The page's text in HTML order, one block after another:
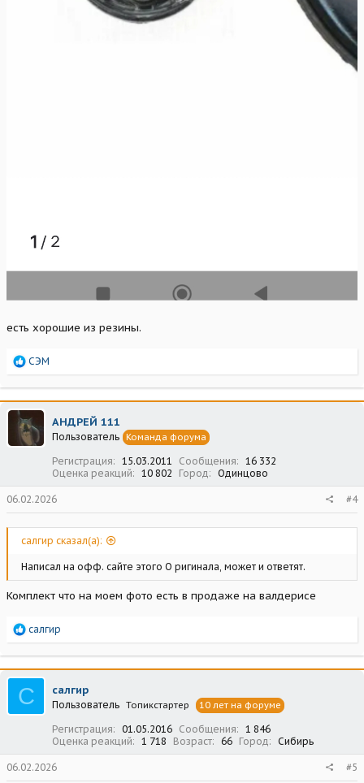
есть хорошие из резины.
Р
а
к
ц
и
и
СЭМ
АНДРЕЙ 111
Пользователь Команда форума
Регистрация 15.03.2011 Сообщения
16 332
Оценка реакций
10 802 Город Одинцово
06.02.2026 #4
салгир сказал(а):
Написал на офф. сайте этого О ригинала, может и ответят.
Комплект что на моем фото есть в продаже на валдерисе
Р
а
к
ц
и
и
салгир
С салгир
Пользователь Топикстартер 10 лет на форуме
Регистрация 01.05.2016 Сообщения
1 846
Оценка реакций
1 718 Возраст 66 Город Сибирь
06.02.2026 #5